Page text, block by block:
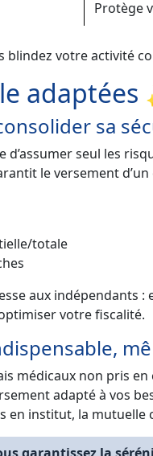
Protège
blindez votre activité
adaptées
sa
seul les
le versement
totale
aux
votre fiscalité.
médicaux non pris
adapté à vos
en institut, la mutuelle